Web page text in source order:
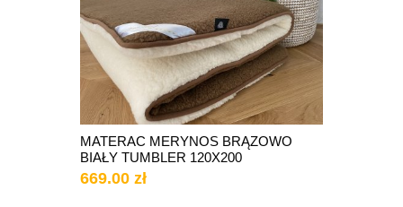
MATERAC MERYNOS BRĄZOWO
BIAŁY TUMBLER 120X200
669.00 zł